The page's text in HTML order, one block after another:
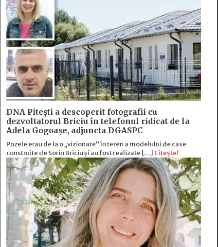
DNA Piteşti a descoperit fotografii cu
dezvoltatorul Briciu în telefonul ridicat de la
Adela Gogoaşe, adjuncta DGASPC
Pozele erau de la o „vizionare” în teren a modelului de case
construite de Sorin Briciu şi au fost realizate […] Citește!